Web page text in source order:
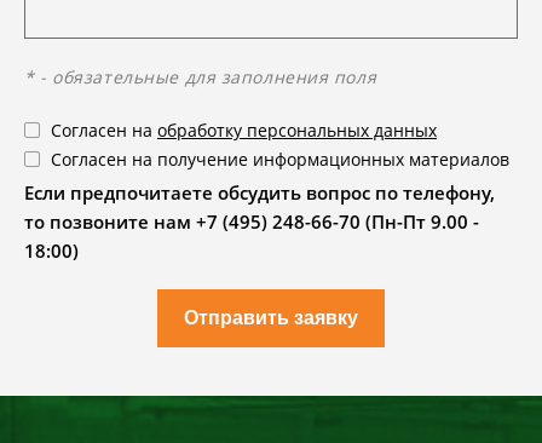
* - обязательные для заполнения поля
Согласен на обработку персональных данных
Согласен на получение информационных материалов
Если предпочитаете обсудить вопрос по телефону,
то позвоните нам +7 (495) 248-66-70 (Пн-Пт 9.00 -
18:00)
Отправить заявку